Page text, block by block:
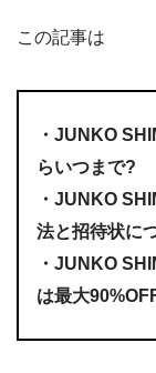
この記事は
・JUNKO
らいつまで?
・JUNKO
法と招待状に
・JUNKO
は最大